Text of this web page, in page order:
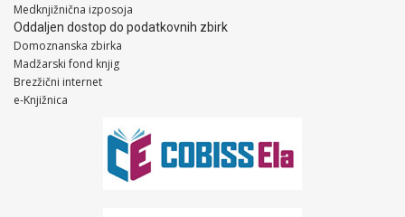
Medknjižnična izposoja
Oddaljen dostop do podatkovnih zbirk
Domoznanska zbirka
Madžarski fond knjig
Brezžični internet
e-Knjižnica